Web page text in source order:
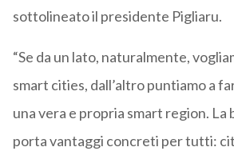
sottolineato il presidente Pigliaru.
“Se da un lato, naturalmente,
smart cities, dall’altro puntiamo a
una vera e propria smart region. La
porta vantaggi concreti per tutti: